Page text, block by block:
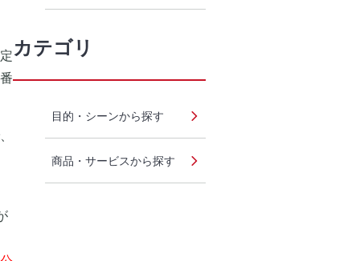
「予約自動取消のお
知らせ」が届いた場
合
カテゴリ
目的・シーンから探す
商品・サービスから探す